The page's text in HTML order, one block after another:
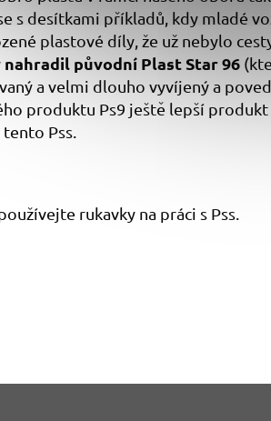
s desítkami příkladů, kdy mladé
plastové díly, že už nebylo
původní Plast Star 96
a velmi dlouho vyvíjený a
produktu Ps9 ještě lepší produkt
Pss.
rukavky na práci s Pss.